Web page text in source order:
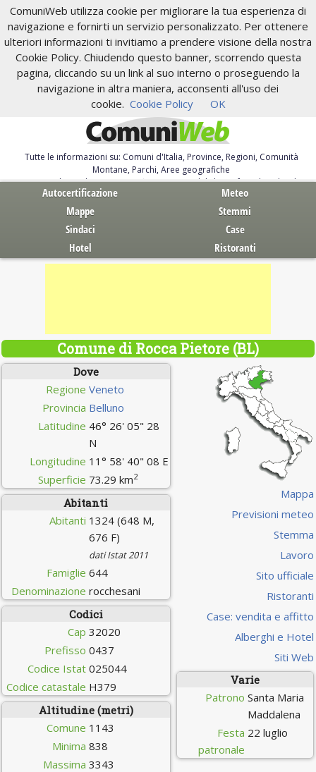
ComuniWeb utilizza cookie per migliorare la tua esperienza di
navigazione e fornirti un servizio personalizzato. Per ottenere
ulteriori informazioni ti invitiamo a prendere visione della nostra
Cookie Policy. Chiudendo questo banner, scorrendo questa
pagina, cliccando su un link al suo interno o proseguendo la
navigazione in altra maniera, acconsenti all'uso dei
cookie. Cookie Policy OK
Tutte le informazioni su: Comuni d'Italia, Province, Regioni, Comunità
Montane, Parchi, Aree geografiche
Servizi al Cittadino. Autocertificazione, moduli, leggi, free download
Autocertificazione
Meteo
Mappe
Stemmi
Sindaci
Case
Hotel
Ristoranti
Comune di Rocca Pietore (BL)
Dove
Regione Veneto
Provincia Belluno
Latitudine 46° 26' 05" 28
N
Longitudine 11° 58' 40" 08 E
Superficie 73.29 km2
Abitanti
Abitanti 1324 (648 M,
676 F)
dati Istat 2011
Famiglie 644
Denominazione rocchesani
Codici
Cap 32020
Prefisso 0437
Codice Istat 025044
Codice catastale H379
Altitudine (metri)
Comune 1143
Minima 838
Massima 3343
Mappa
Previsioni meteo
Stemma
Lavoro
Sito ufficiale
Ristoranti
Case: vendita e affitto
Alberghi e Hotel
Siti Web
Varie
Patrono Santa Maria
Maddalena
Festa
patronale
22 luglio